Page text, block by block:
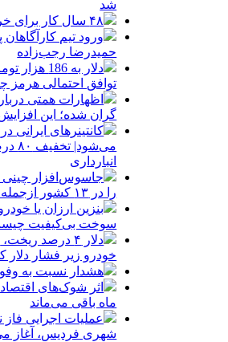
شد
۴۸ سال کار برای خرید یک تویوتا کمری
ورود تیم
حمیدرضا رجب‌زاده
دلار به
توافق احتمالی هرمز
گران شده؛ این
کانتینرهای ایرانی
انبارداری
جاسوس‌افزار چینی
را در ۱۳ کشور ازجمله آمریکا هدف گرفت
بنزین ارزان یا
سوخت بی‌کیفیت
خودرو زیر فشار دلار
هشدار نسبت به
ماه باقی می‌ماند
عملیات اجرایی
شهری فردیس، آغاز